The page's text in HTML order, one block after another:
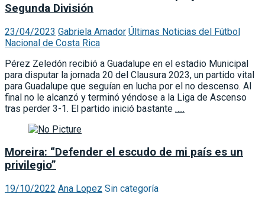
Segunda División
23/04/2023 Gabriela Amador Últimas Noticias del Fútbol
Nacional de Costa Rica
Pérez Zeledón recibió a Guadalupe en el estadio Municipal
para disputar la jornada 20 del Clausura 2023, un partido vital
para Guadalupe que seguían en lucha por el no descenso. Al
final no le alcanzó y terminó yéndose a la Liga de Ascenso
tras perder 3-1. El partido inició bastante …..
Moreira: “Defender el escudo de mi país es un
privilegio”
19/10/2022 Ana Lopez Sin categoría